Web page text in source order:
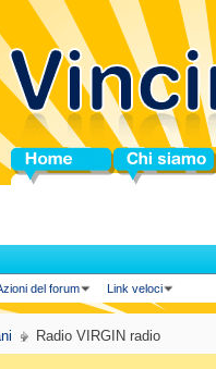
Home Chi siamo
del forum Link veloci
Radio VIRGIN radio